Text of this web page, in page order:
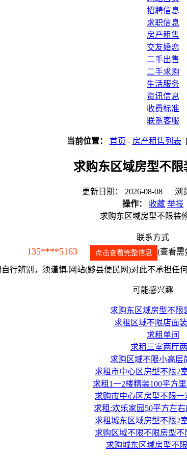
招聘信息
求职信息
房产租售
交友婚恋
二手出售
二手求购
生活服务
资讯信息
收费标准
联系客服
当前位置： 首页 - 房产租售列表
求购东区域房型不限
更新日期： 2026-08-08 浏
操作：
收藏 举报
求购东区域房型不限装
联系方式
135****5163 点击查看完整信息 (查看需
行辨别，须谨慎.网站(黟县便民网)对此不承担任
可能感兴趣
求购东区域房型不限
求租区域不限店面
求租单间
求租三室两厅
求购区域不限小高层
求租市中心区房型不限2
求租1一2楼精装100平方
求购市中心区房型不限一
求租:欢乐家园50平方左
求租城东区域房型不限2
求购区域不限不限房型不
求购城东区域房型不